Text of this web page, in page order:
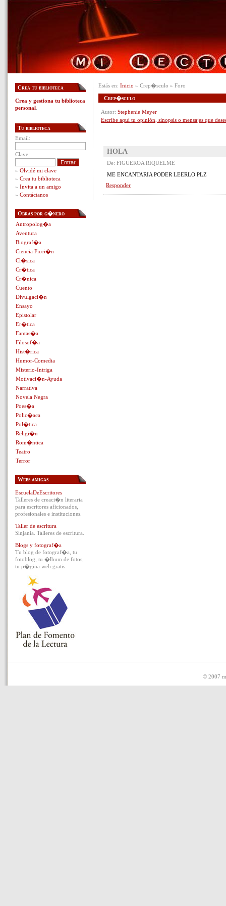
Estás en: Inicio » Crep�sculo » Foro
Crep�sculo
Autor: Stephenie Meyer
Escribe aquí tu opinión, sinopsis o mensajes que
HOLA
De: FIGUEROA RIQUELME
ME ENCANTARIA PODER LEERLO PLZ
Responder
Crea tu biblioteca
Crea y gestiona tu biblioteca
personal
Tu biblioteca
Email:
Clave:
» Olvidé mi clave
» Crea tu biblioteca
» Invita a un amigo
» Contáctanos
Obras por g�nero
Antropolog�a
Aventura
Biograf�a
Ciencia Ficci�n
Cl�sica
Cr�tica
Cr�nica
Cuento
Divulgaci�n
Ensayo
Epistolar
Er�tica
Fantas�a
Filosof�a
Hist�rica
Humor-Comedia
Misterio-Intriga
Motivaci�n-Ayuda
Narrativa
Novela Negra
Poes�a
Polic�aca
Pol�tica
Religi�n
Rom�ntica
Teatro
Terror
Webs amigas
EscuelaDeEscritores
Talleres de creaci�n literaria
para escritores aficionados,
profesionales e instituciones.
Taller de escritura
Sinjania. Talleres de escritura.
Blogs y fotograf�a
Tu blog de fotograf�a, tu
fotoblog, tu �lbum de fotos,
tu p�gina web gratis.
© 2007